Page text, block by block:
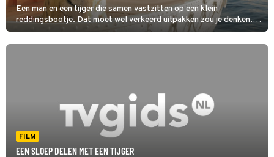
Een man en een tijger die samen vastzitten op een klein
reddingsbootje. Dat moet wel verkeerd uitpakken zou je denken. In
Life of Pi zie je hoe afloopt.
FILM
EEN SLOEP DELEN MET EEN TIJGER